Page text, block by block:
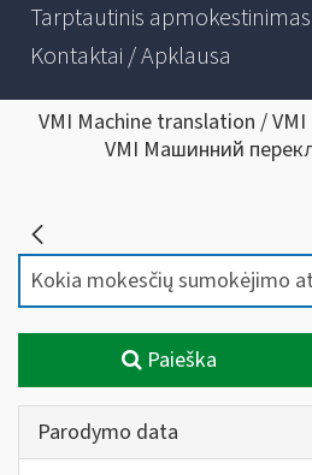
Tarptautinis apmokestinimas
Kontaktai / Apklausa
VMI Machine translation /
VMI Машинний
Paieška
Parodymo data